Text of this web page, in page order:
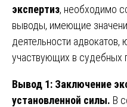
экспертиз, необходимо
выводы, имеющие
деятельности адвокатов,
участвующих в судебных
Вывод 1: Заключение
установленной силы. В